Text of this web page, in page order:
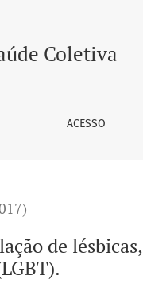
travestis e
Coletiva
ACESSO
de